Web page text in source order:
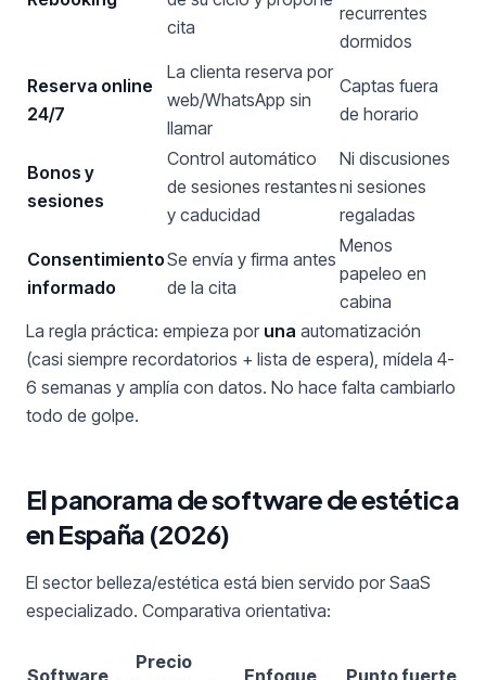
cita
recurrentes
dormidos
Reserva online
24/7
La clienta reserva por
web/WhatsApp sin
llamar
Captas fuera
de horario
Bonos y
sesiones
Control automático
de sesiones restantes
y caducidad
Ni discusiones
ni sesiones
regaladas
Consentimiento
informado
Se envía y firma antes
de la cita
Menos
papeleo en
cabina
La regla práctica: empieza por una automatización
(casi siempre recordatorios + lista de espera), mídela 4-
6 semanas y amplía con datos. No hace falta cambiarlo
todo de golpe.
El panorama de software de estética
en España (2026)
El sector belleza/estética está bien servido por SaaS
especializado. Comparativa orientativa:
Software
Precio
Enfoque Punto fuerte